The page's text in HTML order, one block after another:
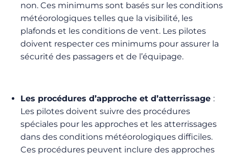
non. Ces minimums sont basés sur les conditions
météorologiques telles que la visibilité, les
plafonds et les conditions de vent. Les pilotes
doivent respecter ces minimums pour assurer la
sécurité des passagers et de l’équipage.
Les procédures d’approche et d’atterrissage :
Les pilotes doivent suivre des procédures
spéciales pour les approches et les atterrissages
dans des conditions météorologiques difficiles.
Ces procédures peuvent inclure des approches